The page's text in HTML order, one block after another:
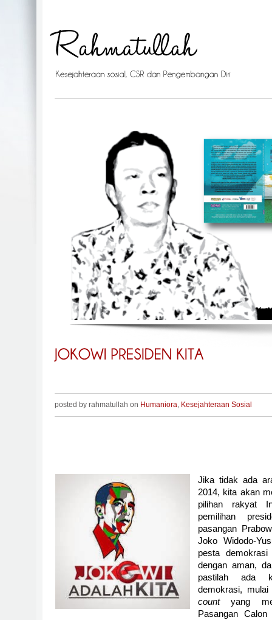
posted by rahmatullah on Humaniora, Kesejahteraan Sosial
Jika tidak ada
2014, kita akan
pilihan rakyat
pemilihan
pasangan
Joko Widodo-
pesta
dengan aman,
pastilah ada
demokrasi,
countyang
Pasangan